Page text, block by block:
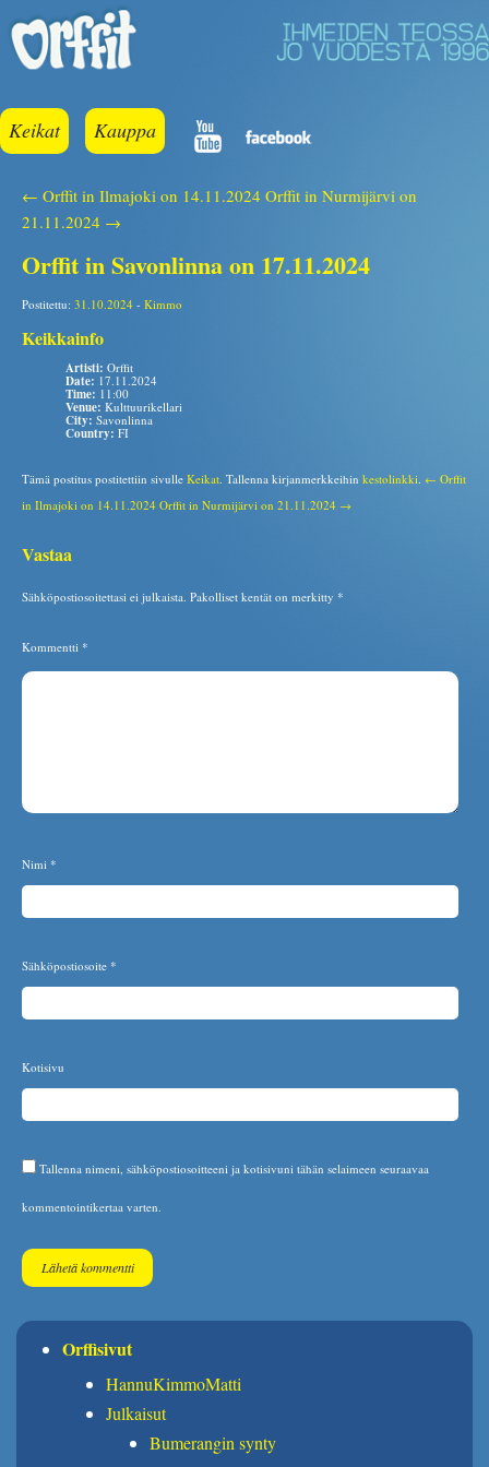
Keikat Kauppa
← Orffit in Ilmajoki on 14.11.2024 Orffit in Nurmijärvi on
21.11.2024 →
Orffit in Savonlinna on 17.11.2024
Postitettu: 31.10.2024 - Kimmo
Keikkainfo
Artisti: Orffit
Date: 17.11.2024
Time: 11:00
Venue: Kulttuurikellari
City: Savonlinna
Country: FI
Tämä postitus postitettiin sivulle Keikat . Tallenna kirjanmerkkeihin kestolinkki ← Orffit
in Ilmajoki on 14.11.2024 Orffit in Nurmijärvi on 21.11.2024 →
Vastaa
Sähköpostiosoitettasi ei julkaista. Pakolliset kentät on merkitty *
Kommentti *
Nimi *
Sähköpostiosoite *
Kotisivu
Tallenna nimeni, sähköpostiosoitteeni ja kotisivuni tähän selaimeen seuraavaa
kommentointikertaa varten.
Orffisivut
HannuKimmoMatti
Julkaisut
Bumerangin synty